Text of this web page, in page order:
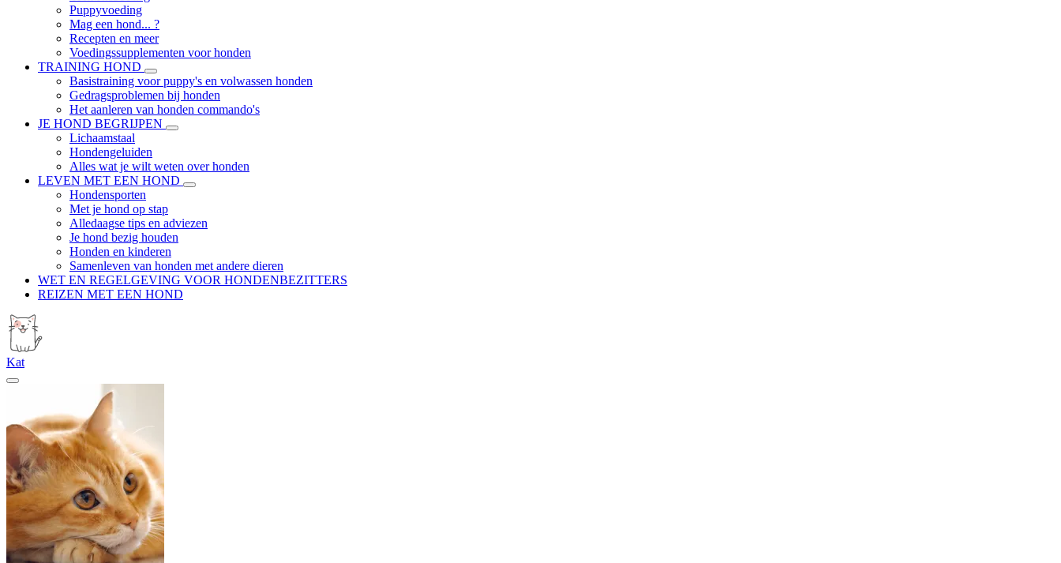
Puppyvoeding
Mag een hond... ?
Recepten en meer
Voedingssupplementen voor honden
TRAINING HOND
Basistraining voor puppy's en volwassen honden
Gedragsproblemen bij honden
Het aanleren van honden commando's
JE HOND BEGRIJPEN
Lichaamstaal
Hondengeluiden
Alles wat je wilt weten over honden
LEVEN MET EEN HOND
Hondensporten
Met je hond op stap
Alledaagse tips en adviezen
Je hond bezig houden
Honden en kinderen
Samenleven van honden met andere dieren
WET EN REGELGEVING VOOR HONDENBEZITTERS
REIZEN MET EEN HOND
Kat